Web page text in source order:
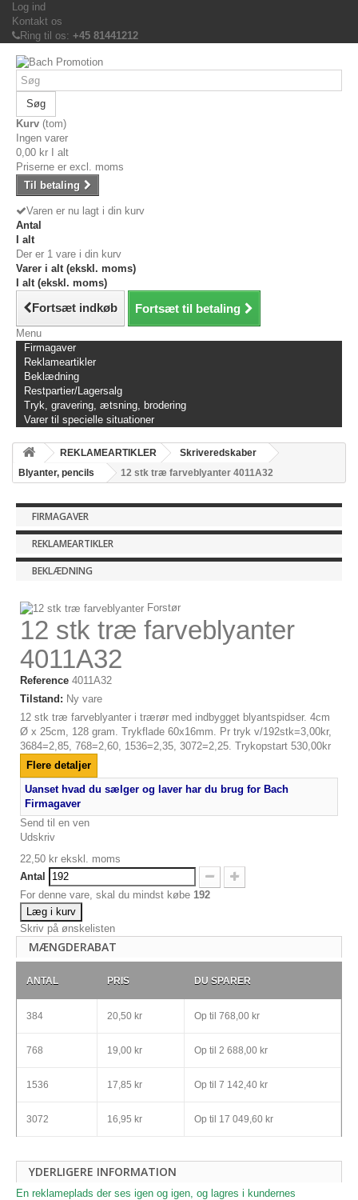
Log ind
Kontakt os
Ring til os: +45 81441212
Søg
Kurv (tom)
Ingen varer
0,00 kr
I alt
Priserne er excl. moms
Til betaling
Varen er nu lagt i din kurv
Antal
I alt
Der er 1 vare i din kurv
Varer i alt (ekskl. moms)
I alt (ekskl. moms)
Fortsæt indkøb Fortsæt til betaling
Menu
Firmagaver
Reklameartikler
Beklædning
Restpartier/Lagersalg
Tryk, gravering, ætsning, brodering
Varer til specielle situationer
REKLAMEARTIKLER
Skriveredskaber
Blyanter, pencils
12 stk træ farveblyanter 4011A32
FIRMAGAVER
REKLAMEARTIKLER
BEKLÆDNING
Forstør
12 stk træ farveblyanter
4011A32
Reference 4011A32
Tilstand: Ny vare
12 stk træ farveblyanter i trærør med indbygget blyantspidser. 4cm
Ø x 25cm, 128 gram. Trykflade 60x16mm. Pr tryk v/192stk=3,00kr,
3684=2,85, 768=2,60, 1536=2,35, 3072=2,25. Trykopstart 530,00kr
Flere detaljer
Uanset hvad du sælger og laver har du brug for Bach
Firmagaver
Send til en ven
Udskriv
22,50 kr ekskl. moms
Antal
For denne vare, skal du mindst købe 192
Læg i kurv
Skriv på ønskelisten
MÆNGDERABAT
ANTAL PRIS DU SPARER
384 20,50 kr Op til 768,00 kr
768 19,00 kr Op til 2 688,00 kr
1536 17,85 kr Op til 7 142,40 kr
3072 16,95 kr Op til 17 049,60 kr
YDERLIGERE INFORMATION
En reklameplads der ses igen og igen, og lagres i kundernes